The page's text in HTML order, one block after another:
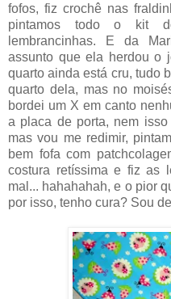
fofos, fiz crochê nas
pintamos todo o kit
lembrancinhas. E da
assunto que ela herdou o
quarto ainda está cru, tudo
quarto dela, mas no
bordei um X em canto
a placa de porta, nem
mas vou me redimir,
bem fofa com
costura retíssima e fiz as
mal... hahahahah, e o pior
por isso, tenho cura? Sou